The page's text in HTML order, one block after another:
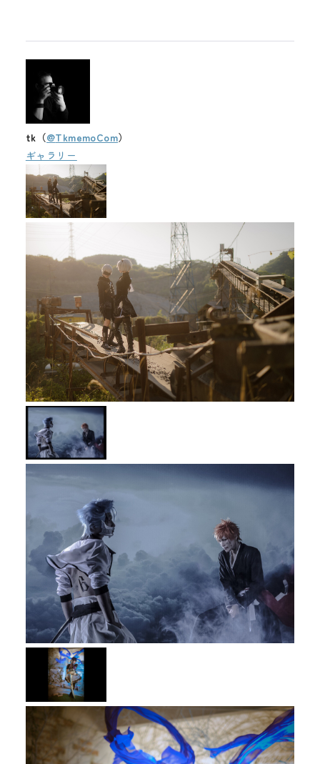
tk（@TkmemoCom）
ギャラリー